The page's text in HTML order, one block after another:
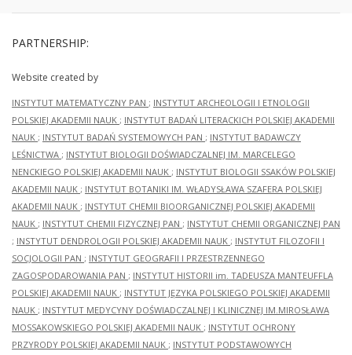
PARTNERSHIP:
Website created by
INSTYTUT MATEMATYCZNY PAN ; INSTYTUT ARCHEOLOGII I ETNOLOGII
POLSKIEJ AKADEMII NAUK ; INSTYTUT BADAŃ LITERACKICH POLSKIEJ AKADEMII
NAUK ; INSTYTUT BADAŃ SYSTEMOWYCH PAN ; INSTYTUT BADAWCZY
LEŚNICTWA ; INSTYTUT BIOLOGII DOŚWIADCZALNEJ IM. MARCELEGO
NENCKIEGO POLSKIEJ AKADEMII NAUK ; INSTYTUT BIOLOGII SSAKÓW POLSKIEJ
AKADEMII NAUK ; INSTYTUT BOTANIKI IM. WŁADYSŁAWA SZAFERA POLSKIEJ
AKADEMII NAUK ; INSTYTUT CHEMII BIOORGANICZNEJ POLSKIEJ AKADEMII
NAUK ; INSTYTUT CHEMII FIZYCZNEJ PAN ; INSTYTUT CHEMII ORGANICZNEJ PAN
; INSTYTUT DENDROLOGII POLSKIEJ AKADEMII NAUK ; INSTYTUT FILOZOFII I
SOCJOLOGII PAN ; INSTYTUT GEOGRAFII I PRZESTRZENNEGO
ZAGOSPODAROWANIA PAN ; INSTYTUT HISTORII im. TADEUSZA MANTEUFFLA
POLSKIEJ AKADEMII NAUK ; INSTYTUT JĘZYKA POLSKIEGO POLSKIEJ AKADEMII
NAUK ; INSTYTUT MEDYCYNY DOŚWIADCZALNEJ I KLINICZNEJ IM.MIROSŁAWA
MOSSAKOWSKIEGO POLSKIEJ AKADEMII NAUK ; INSTYTUT OCHRONY
PRZYRODY POLSKIEJ AKADEMII NAUK ; INSTYTUT PODSTAWOWYCH